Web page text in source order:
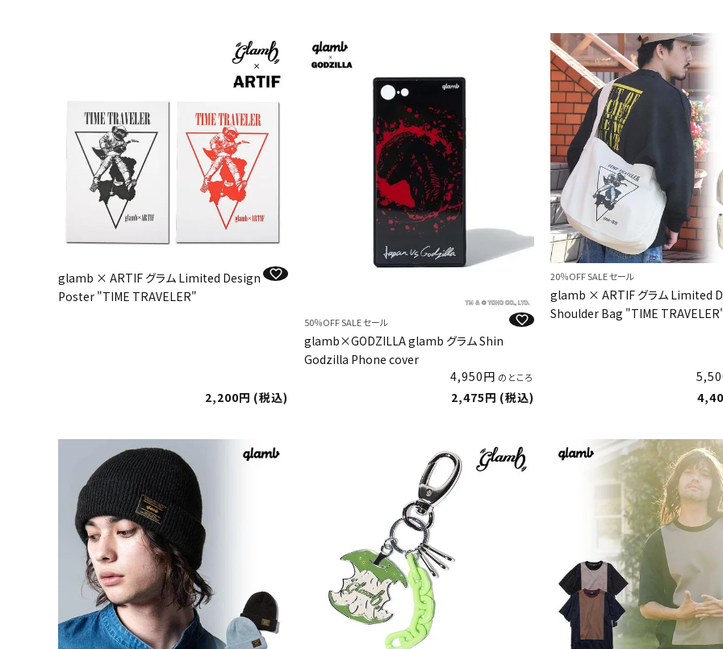
glamb × ARTIF グラム Limited Design
Poster "TIME TRAVELER"
2,200 税込
50％OFF SALE セール
glamb×GODZILLA glamb グラム Shin
Godzilla Phone cover
4,950
のところ
2,475 税込
20％OFF SALE セール
glamb × ARTIF グラム Limited
Shoulder Bag "TIME